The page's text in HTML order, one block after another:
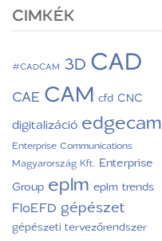
CIMKÉK
#CADCAM 3DCAD
CAE CAM cfd CNC
digitalizáció edgecam
Enterprise Communications
Magyarország Kft. Enterprise
Group eplm eplm trends
FloEFD gépészet
gépészeti tervezőrendszer